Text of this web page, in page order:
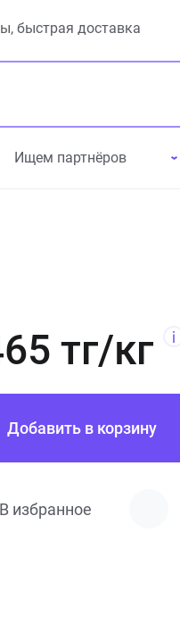
быстрая доставка
Ищем партнёров
тг/кг
Добавить в корзину
В избранное